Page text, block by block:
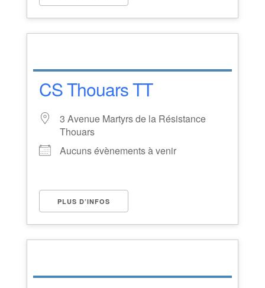
CS Thouars TT
3 Avenue Martyrs de la Résistance
Thouars
Aucuns évènements à venir
PLUS D’INFOS